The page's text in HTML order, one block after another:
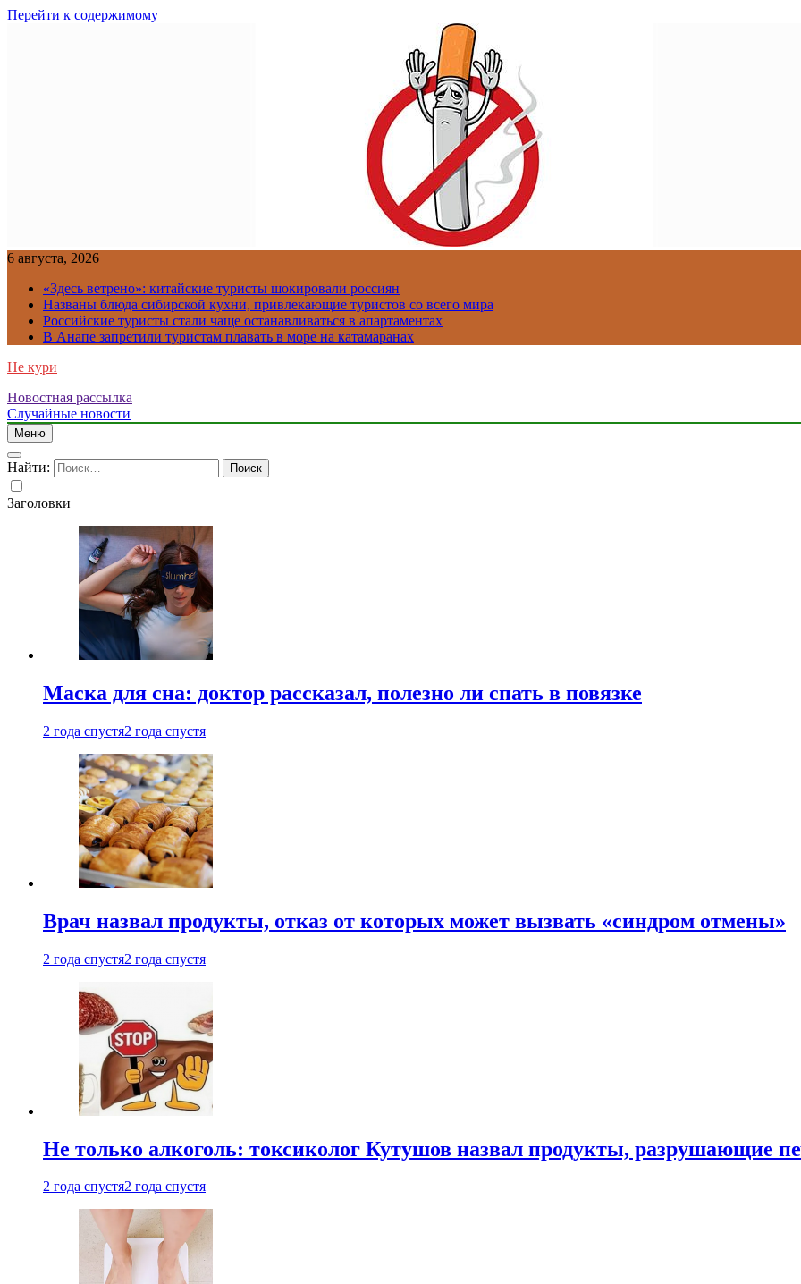
Перейти к содержимому
6 августа, 2026
«Здесь ветрено»: китайские туристы шокировали россиян
Названы блюда сибирской кухни, привлекающие туристов со всего мира
Российские туристы стали чаще останавливаться в апартаментах
В Анапе запретили туристам плавать в море на катамаранах
Не кури
Новостная рассылка
Случайные новости
Меню
Найти:
Заголовки
Маска для сна: доктор рассказал, полезно ли спать в повязке
2 года спустя2 года спустя
Врач назвал продукты, отказ от которых может вызвать «синдром отмены»
2 года спустя2 года спустя
Не только алкоголь: токсиколог Кутушов назвал продукты, разрушающие
2 года спустя2 года спустя